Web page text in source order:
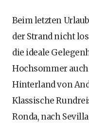
Beim letzten
der Strand nicht
die ideale
Hochsommer
Hinterland von
Klassische
Ronda, nach